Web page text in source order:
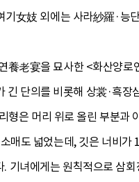
기女妓 외에는 사라紗羅·
養老宴을 묘사한 <화산양
긴 단의를 비롯해 상裳·흑
은 머리 위로 올린 부분과
매도 넓었는데, 깃은 너비
기녀에게는 원칙적으로 삼